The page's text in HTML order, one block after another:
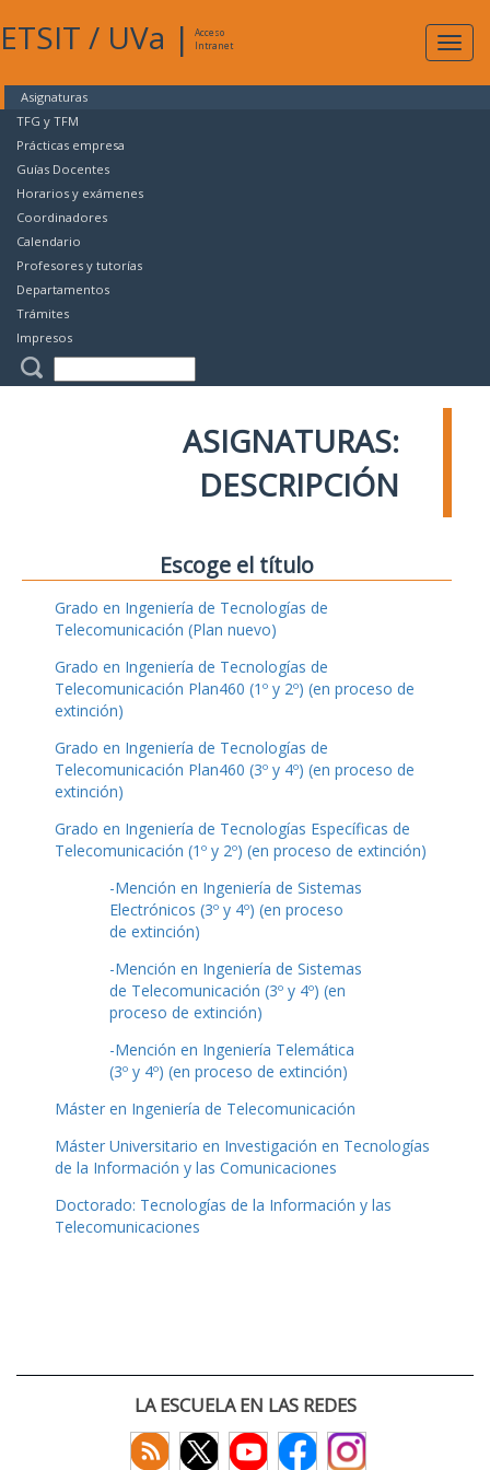
ETSIT / UVa |
Acceso
Intranet
Asignaturas
TFG y TFM
Prácticas empresa
Guías Docentes
Horarios y exámenes
Coordinadores
Calendario
Profesores y tutorías
Departamentos
Trámites
Impresos
ASIGNATURAS:
DESCRIPCIÓN
Escoge el título
Grado en Ingeniería de Tecnologías de
Telecomunicación (Plan nuevo)
Grado en Ingeniería de Tecnologías de
Telecomunicación Plan460 (1º y 2º) (en proceso de
extinción)
Grado en Ingeniería de Tecnologías de
Telecomunicación Plan460 (3º y 4º) (en proceso de
extinción)
Grado en Ingeniería de Tecnologías Específicas de
Telecomunicación (1º y 2º) (en proceso de extinción)
-Mención en Ingeniería de Sistemas
Electrónicos (3º y 4º) (en proceso
de extinción)
-Mención en Ingeniería de Sistemas
de Telecomunicación (3º y 4º) (en
proceso de extinción)
-Mención en Ingeniería Telemática
(3º y 4º) (en proceso de extinción)
Máster en Ingeniería de Telecomunicación
Máster Universitario en Investigación en Tecnologías
de la Información y las Comunicaciones
Doctorado: Tecnologías de la Información y las
Telecomunicaciones
LA ESCUELA EN LAS REDES